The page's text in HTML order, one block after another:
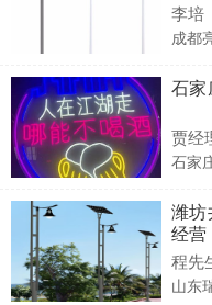
李培
成都
石
贾经
石家
潍
经营
程先
山东